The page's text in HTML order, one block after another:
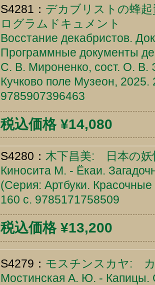
S4281： デカブリストの蜂
ログラムドキュメント
Восстание декабристов.
Программные документы
С. В. Мироненко, сост. О. В.
Кучково поле Музеон, 2025.
9785907396463
税込価格 ¥14,080
S4280： 木下昌美: 日本の妖
Киносита М. - Ёкаи.
(Серия: Артбуки.
160 c. 9785171758509
税込価格 ¥13,200
S4279： モスチンスカヤ:
Мостинская А. Ю. - Капицы.